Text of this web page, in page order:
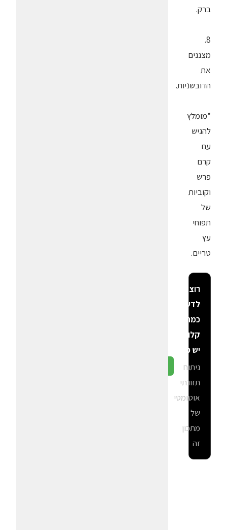
ברק.
8.
מצננים
את
הדובשניות.
*מומלץ
להגיש
עם
קרם
פרש
וקוביות
של
תפוחי
עץ
טריים.
רוצה
לדעת
כמה
קלוריות
יש פה?
ניתוח
תזונתי
אוטומטי
של
מתכון
זה